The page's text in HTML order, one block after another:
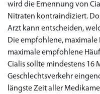
wird die Ernennung von
Nitraten kontraindiziert.
Arzt kann entscheiden,
Die empfohlene, maximale
maximale empfohlene
Cialis sollte mindestens 16
Geschlechtsverkehr
längste Zeit aller